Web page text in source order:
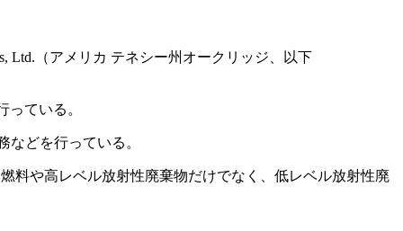
Ltd.（アメリカ テネシー州オークリッジ、以下
ている。
などを行っている。
料や高レベル放射性廃棄物だけでなく、低レベル放射性廃